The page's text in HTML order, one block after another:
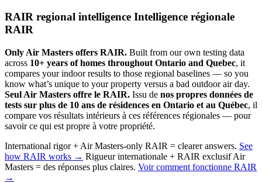
RAIR regional intelligence Intelligence régionale
RAIR
Only Air Masters offers RAIR. Built from our own testing data
across 10+ years of homes throughout Ontario and Quebec, it
compares your indoor results to those regional baselines — so you
know what’s unique to your property versus a bad outdoor air day.
Seul Air Masters offre le RAIR. Issu de nos propres données de
tests sur plus de 10 ans de résidences en Ontario et au Québec, il
compare vos résultats intérieurs à ces références régionales — pour
savoir ce qui est propre à votre propriété.
International rigor + Air Masters-only RAIR = clearer answers. See
how RAIR works → Rigueur internationale + RAIR exclusif Air
Masters = des réponses plus claires. Voir comment fonctionne RAIR
→